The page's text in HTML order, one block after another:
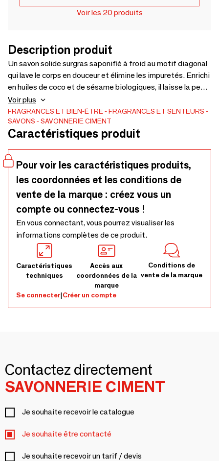
Voir les 20 produits
Description produit
Un savon solide surgras saponifié à froid au motif diagonal
qui lave le corps en douceur et élimine les impuretés. Enrichi
en huiles de coco et de sésame biologiques, il laisse la peau
propre et douce après utilisation. Coloré avec du charbon
végétal et parfumé au citron fumé, c’est un régal au niveau
esthétique et olfactif - Noté Excellent (100 / 100) sur Yuka.
Fabriqué à la main dans notre savonnerie artisanale à Paris
Voir plus
FRAGRANCES ET BIEN-ÊTRE
FRAGRANCES ET SENTEURS
SAVONS
SAVONNERIE CIMENT
Caractéristiques produit
Pour voir les caractéristiques produits,
les coordonnées et les conditions de
vente de la marque : créez vous un
compte ou connectez-vous !
En vous connectant, vous pourrez visualiser les
informations complètes de ce produit.
Caractéristiques
techniques
Accès aux
coordonnées de la
marque
Conditions de
vente de la marque
Se connecter|Créer un compte
Contactez directement
SAVONNERIE CIMENT
Je souhaite recevoir le catalogue
Je souhaite être contacté
Je souhaite recevoir un tarif / devis